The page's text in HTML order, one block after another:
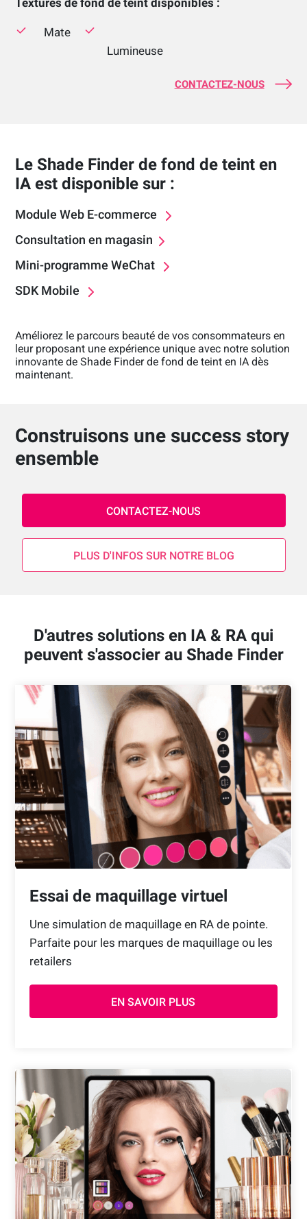
Mate
Lumineuse
CONTACTEZ-NOUS
Le Shade Finder de fond de teint en
IA est disponible sur :
Module Web E-commerce
Consultation en magasin
Mini-programme WeChat
SDK Mobile
Améliorez le parcours beauté de vos consommateurs en
leur proposant une expérience unique avec notre solution
innovante de Shade Finder de fond de teint en IA dès
maintenant.
Construisons une success story
ensemble
CONTACTEZ-NOUS
PLUS D'INFOS SUR NOTRE BLOG
D'autres solutions en IA & RA qui
peuvent s'associer au Shade Finder
Essai de maquillage virtuel
Une simulation de maquillage en RA de pointe.
Parfaite pour les marques de maquillage ou les
retailers
EN SAVOIR PLUS